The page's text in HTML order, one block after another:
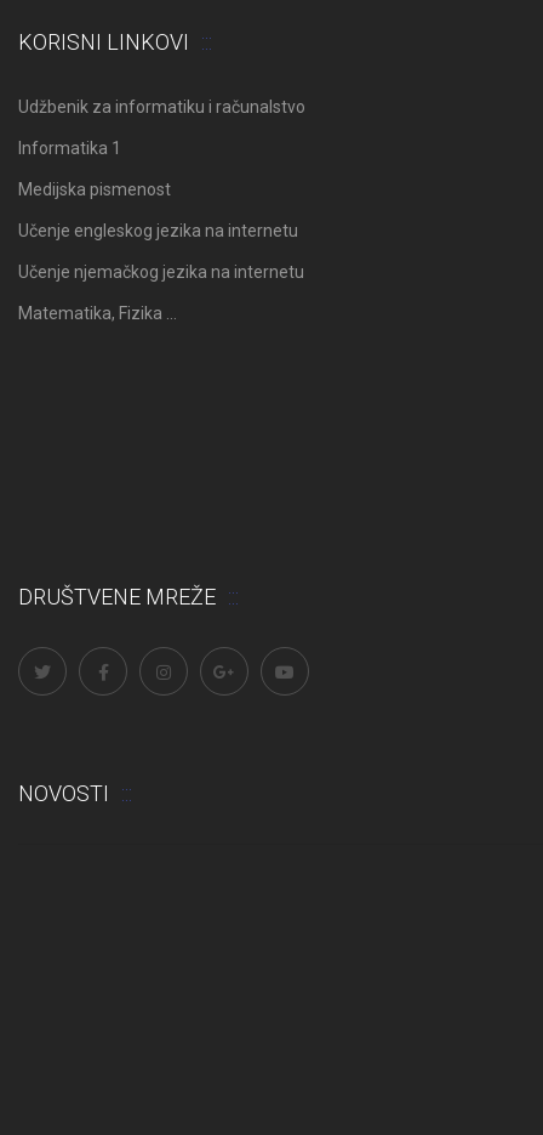
KORISNI LINKOVI
Udžbenik za informatiku i računalstvo
Informatika 1
Medijska pismenost
Učenje engleskog jezika na internetu
Učenje njemačkog jezika na internetu
Matematika, Fizika …
DRUŠTVENE MREŽE
NOVOSTI